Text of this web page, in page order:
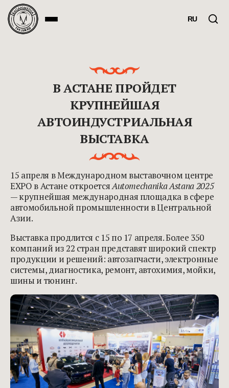
RU
В АСТАНЕ ПРОЙДЕТ
КРУПНЕЙШАЯ
АВТОИНДУСТРИАЛЬНАЯ
ВЫСТАВКА
15 апреля в Международном выставочном центре
EXPO в Астане откроетсяAutomechanika Astana 2025
— крупнейшая международная площадка в сфере
автомобильной промышленности в Центральной
Азии.
Выставка продлится с 15 по 17 апреля. Более 350
компаний из 22 стран представят широкий спектр
продукции и решений: автозапчасти, электронные
системы, диагностика, ремонт, автохимия, мойки,
шины и тюнинг.